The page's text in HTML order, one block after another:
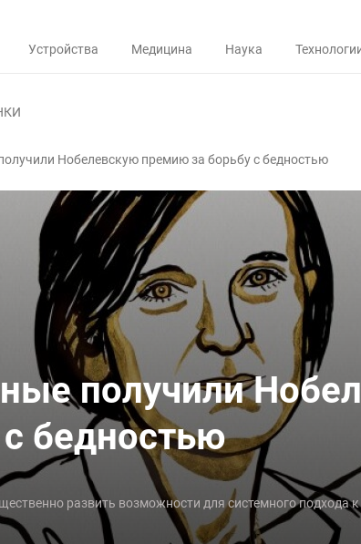
Устройства Медицина Наука
Нобелевскую премию за борьбу с бедностью
получили
бедностью
развить возможности для системного подхода